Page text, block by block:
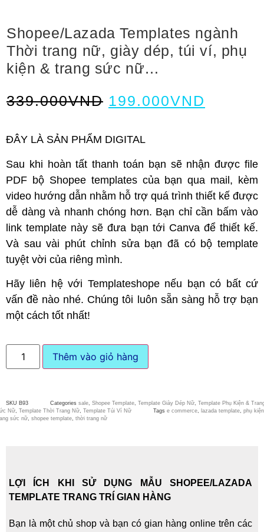
Shopee/Lazada Templates ngành
Thời trang nữ, giày dép, túi ví, phụ
kiện & trang sức nữ…
339.000VND 199.000VND
ĐÂY LÀ SẢN PHẨM DIGITAL
Sau khi hoàn tất thanh toán bạn sẽ nhận được file
PDF bộ Shopee templates của bạn qua mail, kèm
video hướng dẫn nhằm hỗ trợ quá trình thiết kế được
dễ dàng và nhanh chóng hơn. Bạn chỉ cần bấm vào
link template này sẽ đưa bạn tới Canva để thiết kế.
Và sau vài phút chỉnh sửa bạn đã có bộ template
tuyệt vời của riêng mình.
Hãy liên hệ với Templateshope nếu bạn có bất cứ
vấn đề nào nhé. Chúng tôi luôn sẵn sàng hỗ trợ bạn
một cách tốt nhất!
Thêm vào giỏ hàng
SKU B93 Categories sale Shopee Template Template Giày Dép Nữ Template Phụ Kiện &
Nữ Template Thời Trang Nữ Template Túi Ví Nữ Tags e commerce lazada template phụ kiện
sức nữ shopee template thời trang nữ
LỢI ÍCH KHI SỬ DỤNG MẪU SHOPEE/LAZADA
TEMPLATE TRANG TRÍ GIAN HÀNG
Bạn là một chủ shop và bạn có gian hàng online trên các